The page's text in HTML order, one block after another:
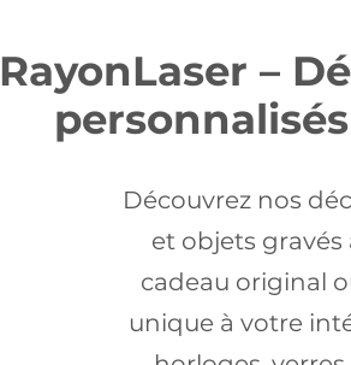
RayonLaser –
Découvrez nos
et objets
cadeau original
unique à votre